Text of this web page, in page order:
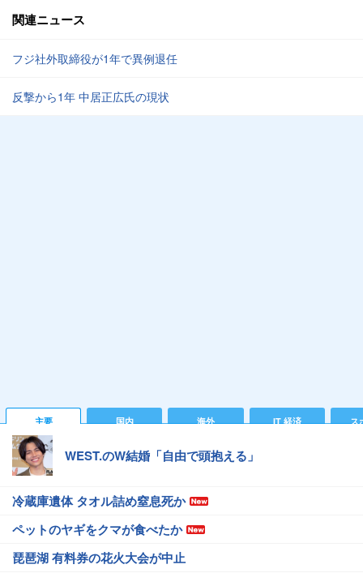
関連ニュース
フジ社外取締役が1年で異例退任
反撃から1年 中居正広氏の現状
主要 国内 海外 IT 経済 ス
WEST.のW結婚「自由で頭抱える」
冷蔵庫遺体 タオル詰め窒息死か
ペットのヤギをクマが食べたか
琵琶湖 有料券の花火大会が中止